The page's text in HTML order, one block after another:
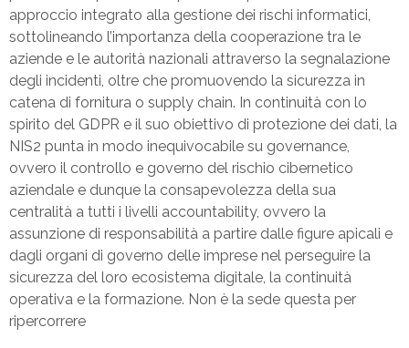
approccio integrato alla gestione dei rischi informatici,
sottolineando l’importanza della cooperazione tra le
aziende e le autorità nazionali attraverso la segnalazione
degli incidenti, oltre che promuovendo la sicurezza in
catena di fornitura o supply chain. In continuità con lo
spirito del GDPR e il suo obiettivo di protezione dei dati, la
NIS2 punta in modo inequivocabile su governance,
ovvero il controllo e governo del rischio cibernetico
aziendale e dunque la consapevolezza della sua
centralità a tutti i livelli accountability, ovvero la
assunzione di responsabilità a partire dalle figure apicali e
dagli organi di governo delle imprese nel perseguire la
sicurezza del loro ecosistema digitale, la continuità
operativa e la formazione. Non è la sede questa per
ripercorrere